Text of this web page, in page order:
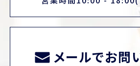
メールでお問